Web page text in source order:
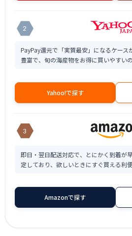
2
PayPay還元で「実質最安」になるケース
豊富で、旬の海産物をお得に買いやすいの
Yahoo!で探す
3
即日・翌日配送対応で、とにかく到着が
定しており、欲しいときにすぐ買える利便
Amazonで探す